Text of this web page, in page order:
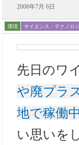
2008年7月 6日
環境 サイエンス・テクノロ
先日のワ
や廃プラ
地で稼働中
い思いを